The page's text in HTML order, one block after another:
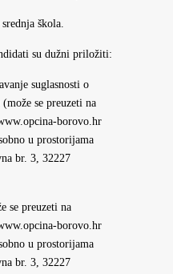
škola.
su dužni priložiti:
suglasnosti o
se preuzeti na
borovo.hr
u prostorijama
br. 3, 32227
se preuzeti na
borovo.hr
u prostorijama
br. 3, 32227